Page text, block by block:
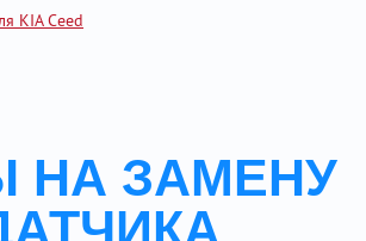
KIA Ceed
НА ЗАМЕНУ